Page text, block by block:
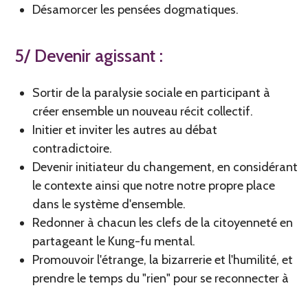
Désamorcer les pensées dogmatiques.
5/ Devenir agissant :
Sortir de la paralysie sociale en participant à
créer ensemble un nouveau récit collectif.
Initier et inviter les autres au débat
contradictoire.
Devenir initiateur du changement, en considérant
le contexte ainsi que notre notre propre place
dans le système d'ensemble.
Redonner à chacun les clefs de la citoyenneté en
partageant le Kung-fu mental.
Promouvoir l'étrange, la bizarrerie et l'humilité, et
prendre le temps du "rien" pour se reconnecter à